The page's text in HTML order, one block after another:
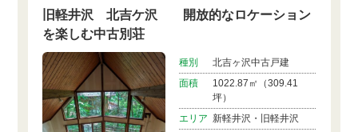
旧軽井沢 北吉ケ沢 開放的なロケーション
を楽しむ中古別荘
種別
北吉ヶ沢中古戸建
面積
1022.87㎡（309.41
坪）
エリア 新軽井沢・旧軽井沢